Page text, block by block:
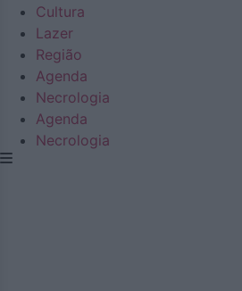
Cultura
Lazer
Região
Agenda
Necrologia
Agenda
Necrologia